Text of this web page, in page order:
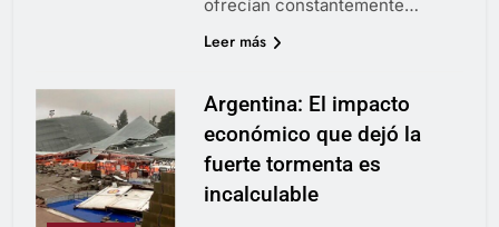
ofrecían constantemente…
Leer más
Argentina: El impacto
económico que dejó la
fuerte tormenta es
incalculable